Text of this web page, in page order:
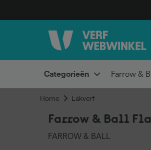
Categorieën Farrow &
Home Lakverf
Farrow & Ball
FARROW & BALL